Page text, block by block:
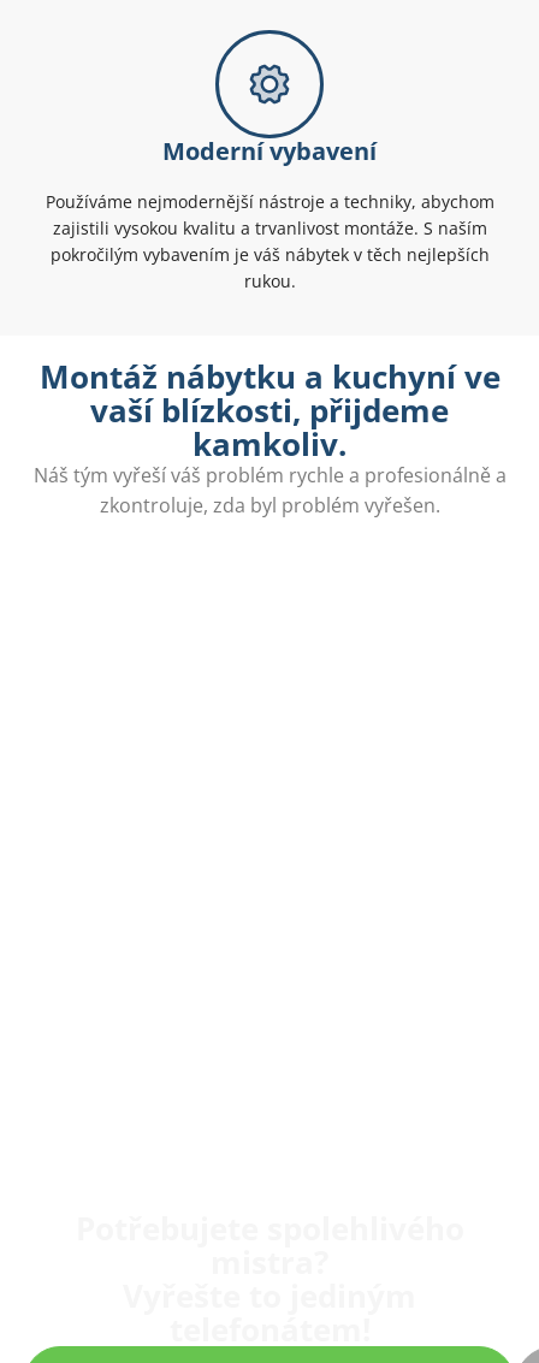
Moderní vybavení
Používáme nejmodernější nástroje a techniky, abychom
zajistili vysokou kvalitu a trvanlivost montáže. S naším
pokročilým vybavením je váš nábytek v těch nejlepších
rukou.
Montáž nábytku a kuchyní ve
vaší blízkosti, přijdeme
kamkoliv.
Náš tým vyřeší váš problém rychle a profesionálně a
zkontroluje, zda byl problém vyřešen.